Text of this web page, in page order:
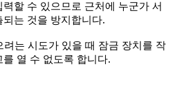
할 수 있으므로 근처에 누군가 서
는 것을 방지합니다.
려는 시도가 있을 때 잠금 장치를 작
열 수 없도록 합니다.